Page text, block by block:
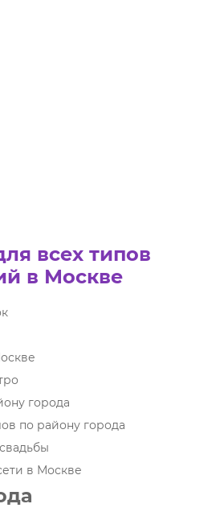
всех типов
в Москве
города
по району города
в Москве